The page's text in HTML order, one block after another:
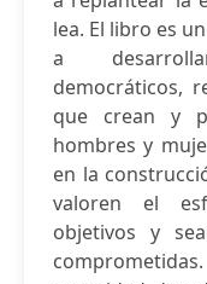
lea. El libro es
a
democráticos,
que crean y
hombres y
en la
valoren el
objetivos y